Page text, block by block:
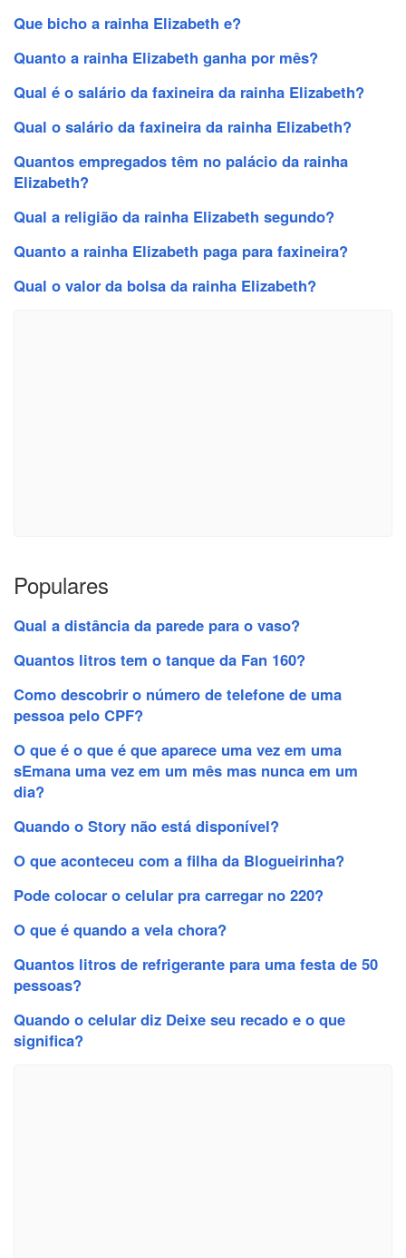
Que bicho a rainha Elizabeth e?
Quanto a rainha Elizabeth ganha por mês?
Qual é o salário da faxineira da rainha Elizabeth?
Qual o salário da faxineira da rainha Elizabeth?
Quantos empregados têm no palácio da rainha
Elizabeth?
Qual a religião da rainha Elizabeth segundo?
Quanto a rainha Elizabeth paga para faxineira?
Qual o valor da bolsa da rainha Elizabeth?
Populares
Qual a distância da parede para o vaso?
Quantos litros tem o tanque da Fan 160?
Como descobrir o número de telefone de uma
pessoa pelo CPF?
O que é o que é que aparece uma vez em uma
sEmana uma vez em um mês mas nunca em um
dia?
Quando o Story não está disponível?
O que aconteceu com a filha da Blogueirinha?
Pode colocar o celular pra carregar no 220?
O que é quando a vela chora?
Quantos litros de refrigerante para uma festa de 50
pessoas?
Quando o celular diz Deixe seu recado e o que
significa?